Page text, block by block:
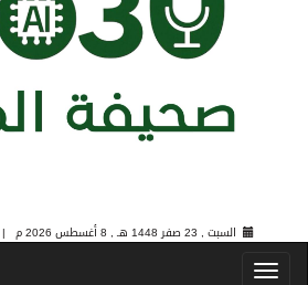
السبت , 23 صفر 1448 هـ , 8 أغسطس 2026 م |